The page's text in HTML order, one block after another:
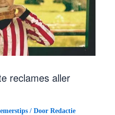
reclames aller
/ Door Redactie